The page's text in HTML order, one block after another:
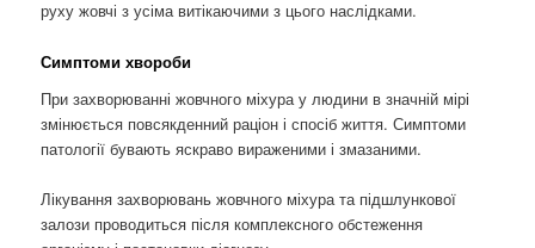
руху жовчі з усіма витікаючими з цього наслідками.
Симптоми хвороби
При захворюванні жовчного міхура у людини в значній мірі
змінюється повсякденний раціон і спосіб життя. Симптоми
патології бувають яскраво вираженими і змазаними.
Лікування захворювань жовчного міхура та підшлункової
залози проводиться після комплексного обстеження